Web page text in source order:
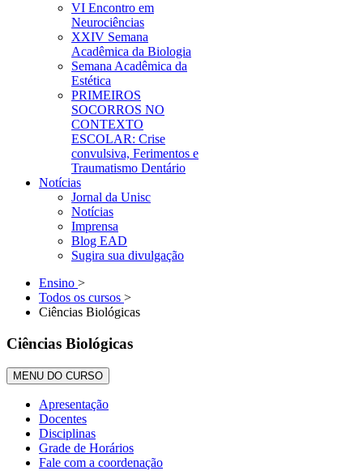
VI Encontro em
Neurociências
XXIV Semana
Acadêmica da Biologia
Semana Acadêmica da
Estética
PRIMEIROS
SOCORROS NO
CONTEXTO
ESCOLAR: Crise
convulsiva, Ferimentos e
Traumatismo Dentário
Notícias
Jornal da Unisc
Notícias
Imprensa
Blog EAD
Sugira sua divulgação
Ensino >
Todos os cursos >
Ciências Biológicas
Ciências Biológicas
MENU DO CURSO
Apresentação
Docentes
Disciplinas
Grade de Horários
Fale com a coordenação